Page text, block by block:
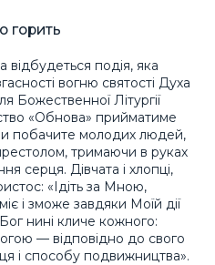
горить
подія, яка
вогню святості Духа
Божественної Літургії
«Обнова» прийматиме
побачите молодих людей,
тримаючи в руках
серця. Дівчата і хлопці,
«Ідіть за Мною,
і зможе завдяки Моїй дії
нині кличе кожного:
— відповідно до свого
і способу подвижництва».